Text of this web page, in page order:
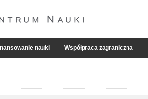
nauki Współpraca zagraniczna